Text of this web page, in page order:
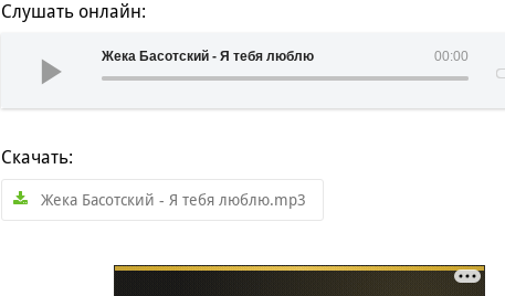
Слушать онлайн:
00:00
Жека Басотский - Я тебя люблю
Скачать:
Жека Басотский - Я тебя люблю.mp3